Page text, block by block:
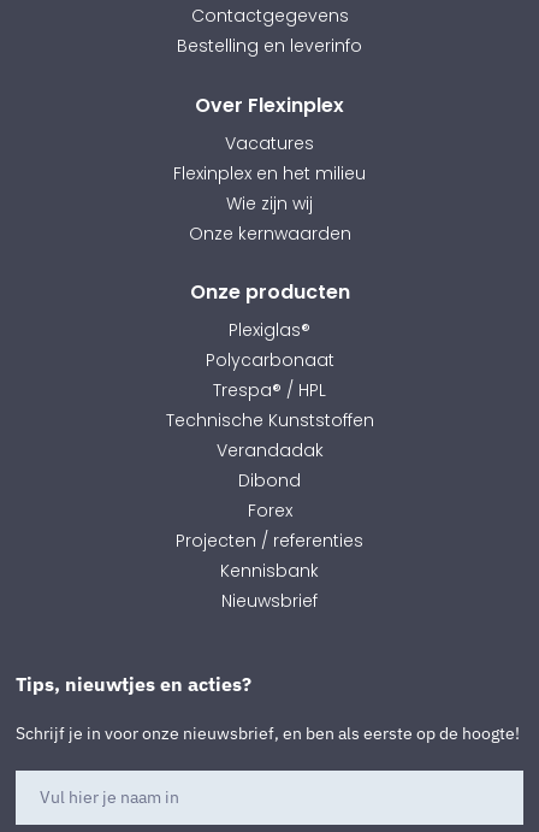
Contactgegevens
Bestelling en leverinfo
Over Flexinplex
Vacatures
Flexinplex en het milieu
Wie zijn wij
Onze kernwaarden
Onze producten
Plexiglas®
Polycarbonaat
Trespa® / HPL
Technische Kunststoffen
Verandadak
Dibond
Forex
Projecten / referenties
Kennisbank
Nieuwsbrief
Tips, nieuwtjes en acties?
Schrijf je in voor onze nieuwsbrief, en ben als eerste op de hoogte!